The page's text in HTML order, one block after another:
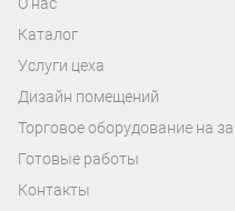
О нас
Каталог
Услуги цеха
Дизайн помещений
Торговое оборудование на
Готовые работы
Контакты